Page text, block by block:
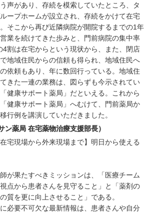
声があり、存続を模索していたところ、タ
ープホームが設立され、存続をかけて在宅
そこから再び近隣病院が開院するまでの1年
業を続けてきた歩みと、門前病院の集中率
4割は在宅からという現状から、また、閉店
地域住民からの信頼も得られ、地域住民へ
依頼もあり、年に数回行っている。地域住
きた一連の業務は、図らずも今示されてい
健康サポート薬局」だといえる。これから
健康サポート薬局」へむけて、門前薬局か
行例を講演していただきました。
薬局 在宅薬物治療支援部長）
宅現場から外来現場まで】明日から使える
が果たすべきミッションは、「医療チーム
点から患者さんを見守ること」と「薬剤の
質を更に向上させること」である。
必要不可欠な最新情報は、患者さんや自分